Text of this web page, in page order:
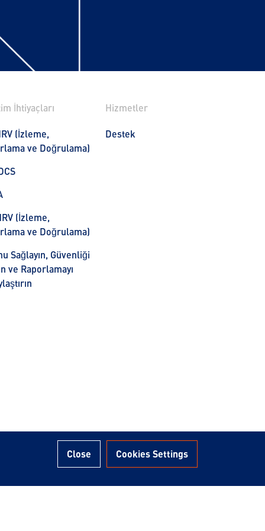
İhtiyaçları
(İzleme,
ve Doğrulama)
(İzleme,
ve Doğrulama)
Sağlayın, Güvenliği
ve Raporlamayı
Hizmetler
Destek
Cookies Settings
Close